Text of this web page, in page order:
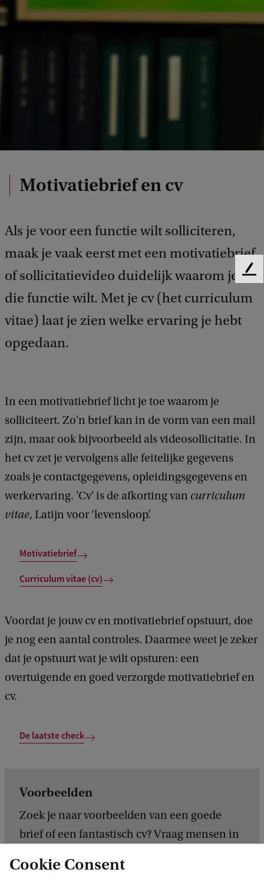
Motivatiebrief en cv
Als je voor een functie wilt solliciteren,
maak je vaak eerst met een motivatiebrief
of sollicitatievideo duidelijk waarom je
die functie wilt. Met je cv (het curriculum
vitae) laat je zien welke ervaring je hebt
opgedaan.
In een motivatiebrief licht je toe waarom je
solliciteert. Zo'n brief kan in de vorm van een mail
zijn, maar ook bijvoorbeeld als videosollicitatie. In
het cv zet je vervolgens alle feitelijke gegevens
zoals je contactgegevens, opleidingsgegevens en
werkervaring. 'Cv' is de afkorting van curriculum
vitae, Latijn voor ‘levensloop’.
Motivatiebrief
Curriculum vitae (cv)
Voordat je jouw cv en motivatiebrief opstuurt, doe
je nog een aantal controles. Daarmee weet je zeker
dat je opstuurt wat je wilt opsturen: een
overtuigende en goed verzorgde motivatiebrief en
cv.
De laatste check
Voorbeelden
Zoek je naar voorbeelden van een goede
brief of een fantastisch cv? Vraag mensen in
werkgever zelf al tips geeft. De
Cookie Consent
F
e